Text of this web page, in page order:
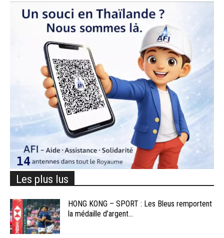
Les plus lus
HONG KONG – SPORT : Les Bleus remportent
la médaille d’argent...